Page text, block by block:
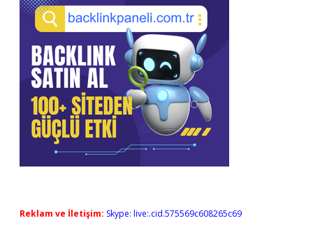
Reklam ve İletişim: Skype: live:.cid.575569c608265c69